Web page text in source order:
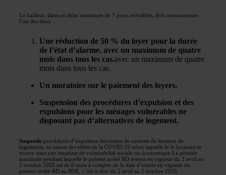
Le bailleur, dans un délai maximum de 7 jours ouvrables, doit communiquer
l’un des deux :
Une réduction de 50 % du loyer pour la durée
de l’état d’alarme, avec un maximum de quatre
mois dans tous les cas.avec un maximum de quatre
mois dans tous les cas.
Un moratoire sur le paiement des loyers.
Suspension des procédures d’expulsion et des
expulsions pour les ménages vulnérables ne
disposant pas d’alternatives de logement.
Suspendu procédures d’expulsion découlant de contrats de location de
logements, en raison des effets de la COVID-19 selon laquelle le le locataire se
trouve dans une situation de vulnérabilité sociale ou économique La période
maximale pendant laquelle le présent arrêté RD restera en vigueur du 2 avril au
2 octobre 2020 est de 6 mois à compter de la date d’entrée en vigueur du
présent arrêté RD au BOE, c’est-à-dire du 2 avril au 2 octobre 2020.